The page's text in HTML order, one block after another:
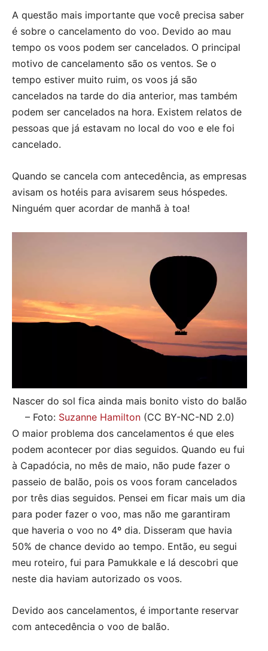
A questão mais importante que você precisa saber
é sobre o cancelamento do voo. Devido ao mau
tempo os voos podem ser cancelados. O principal
motivo de cancelamento são os ventos. Se o
tempo estiver muito ruim, os voos já são
cancelados na tarde do dia anterior, mas também
podem ser cancelados na hora. Existem relatos de
pessoas que já estavam no local do voo e ele foi
cancelado.
Quando se cancela com antecedência, as empresas
avisam os hotéis para avisarem seus hóspedes.
Ninguém quer acordar de manhã à toa!
Nascer do sol fica ainda mais bonito visto do balão
– Foto: Suzanne Hamilton(CC BY-NC-ND 2.0)
O maior problema dos cancelamentos é que eles
podem acontecer por dias seguidos. Quando eu fui
à Capadócia, no mês de maio, não pude fazer o
passeio de balão, pois os voos foram cancelados
por três dias seguidos. Pensei em ficar mais um dia
para poder fazer o voo, mas não me garantiram
que haveria o voo no 4º dia. Disseram que havia
50% de chance devido ao tempo. Então, eu segui
meu roteiro, fui para Pamukkale e lá descobri que
neste dia haviam autorizado os voos.
Devido aos cancelamentos, é importante reservar
com antecedência o voo de balão.